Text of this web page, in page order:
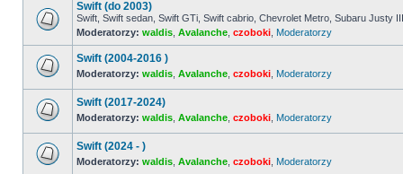
nieprzeczytanych
postów
Nie
ma
nieprzeczytanych
postów
Swift (do 2003)
Swift, Swift sedan, Swift GTi, Swift cabrio, Chevrolet Metro, Subaru Justy III
Moderatorzy: waldis Avalanche czoboki Moderatorzy
ma
nieprzeczytanych
Swift (2004-2016 )
Moderatorzy: waldis Avalanche czoboki Moderatorzy
ma
nieprzeczytanych
Swift (2017-2024)
Moderatorzy: waldis Avalanche czoboki Moderatorzy
Swift (2024 - )
Moderatorzy: waldis Avalanche czoboki Moderatorzy